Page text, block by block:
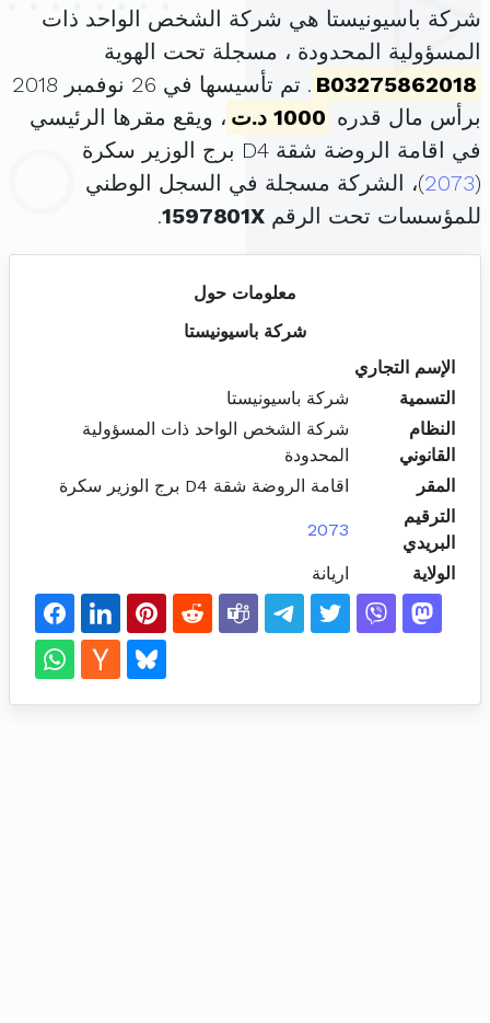
شركة باسيونيستا هي شركة الشخص الواحد ذات
المسؤولية المحدودة ، مسجلة تحت الهوية
B03275862018
. تم تأسيسها في 26 نوفمبر 2018
برأس مال قدره 1000 د.ت
، ويقع مقرها الرئيسي
في اقامة الروضة شقة D4 برج الوزير سكرة
(
2073)، الشركة مسجلة في السجل الوطني
للمؤسسات تحت الرقم 1597801X
.
معلومات حول
شركة باسيونيستا
الإسم التجاري
التسمية
شركة باسيونيستا
النظام
القانوني
شركة الشخص الواحد ذات المسؤولية
المحدودة
المقر
اقامة الروضة شقة D4 برج الوزير سكرة
الترقيم
البريدي
2073
الولاية اريانة